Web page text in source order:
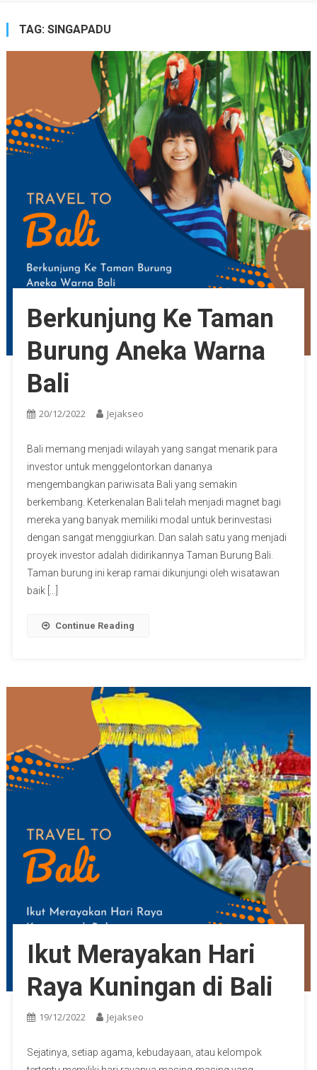
TAG: SINGAPADU
Berkunjung Ke Taman
Burung Aneka Warna
Bali
20/12/2022 Jejakseo
Bali memang menjadi wilayah yang sangat menarik para
investor untuk menggelontorkan dananya
mengembangkan pariwisata Bali yang semakin
berkembang. Keterkenalan Bali telah menjadi magnet bagi
mereka yang banyak memiliki modal untuk berinvestasi
dengan sangat menggiurkan. Dan salah satu yang menjadi
proyek investor adalah didirikannya Taman Burung Bali.
Taman burung ini kerap ramai dikunjungi oleh wisatawan
baik […]
Continue Reading
Ikut Merayakan Hari
Raya Kuningan di Bali
19/12/2022 Jejakseo
Sejatinya, setiap agama, kebudayaan, atau kelompok